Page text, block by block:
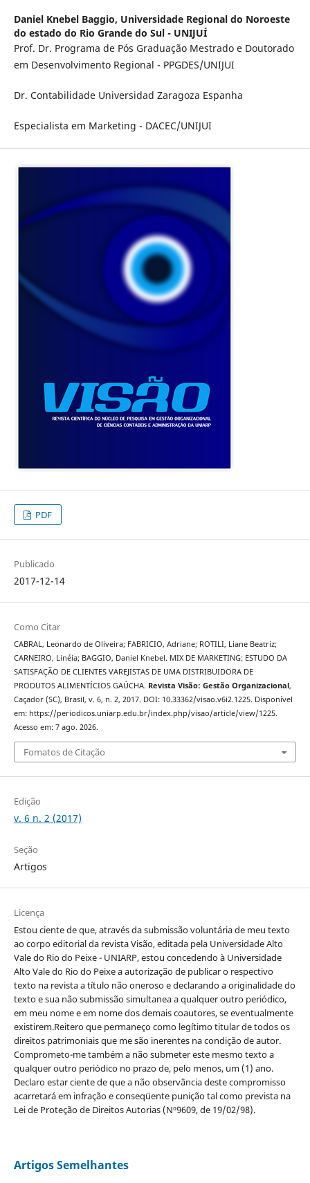
Daniel Knebel Baggio, Universidade Regional do Noroeste
do estado do Rio Grande do Sul - UNIJUÍ
Prof. Dr. Programa de Pós Graduação Mestrado e Doutorado
em Desenvolvimento Regional - PPGDES/UNIJUI
Dr. Contabilidade Universidad Zaragoza Espanha
Especialista em Marketing - DACEC/UNIJUI
PDF
Publicado
2017-12-14
Como Citar
CABRAL, Leonardo de Oliveira; FABRICIO, Adriane; ROTILI, Liane Beatriz;
CARNEIRO, Linéia; BAGGIO, Daniel Knebel. MIX DE MARKETING: ESTUDO DA
SATISFAÇÃO DE CLIENTES VAREJISTAS DE UMA DISTRIBUIDORA DE
PRODUTOS ALIMENTÍCIOS GAÚCHA. Revista Visão: Gestão Organizacional,
Caçador (SC), Brasil, v. 6, n. 2, 2017. DOI: 10.33362/visao.v6i2.1225. Disponível
em: https://periodicos.uniarp.edu.br/index.php/visao/article/view/1225.
Acesso em: 7 ago. 2026.
Fomatos de Citação
Edição
v. 6 n. 2 (2017)
Seção
Artigos
Licença
Estou ciente de que, através da submissão voluntária de meu texto
ao corpo editorial da revista Visão, editada pela Universidade Alto
Vale do Rio do Peixe - UNIARP, estou concedendo à Universidade
Alto Vale do Rio do Peixe a autorização de publicar o respectivo
texto na revista a título não oneroso e declarando a originalidade do
texto e sua não submissão simultanea a qualquer outro periódico,
em meu nome e em nome dos demais coautores, se eventualmente
existirem.Reitero que permaneço como legítimo titular de todos os
direitos patrimoniais que me são inerentes na condição de autor.
Comprometo-me também a não submeter este mesmo texto a
qualquer outro periódico no prazo de, pelo menos, um (1) ano.
Declaro estar ciente de que a não observância deste compromisso
acarretará em infração e conseqüente punição tal como prevista na
Lei de Proteção de Direitos Autorias (Nº9609, de 19/02/98).
Artigos Semelhantes